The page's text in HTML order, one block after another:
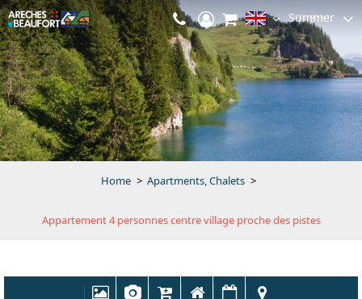
Summer
Home > Apartments, Chalets >
Appartement 4 personnes centre village proche des pistes